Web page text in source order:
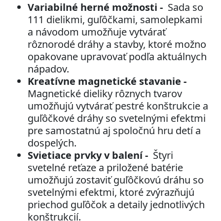
Variabilné herné možnosti - Sada so
111 dielikmi, guľôčkami, samolepkami
a návodom umožňuje vytvárať
rôznorodé dráhy a stavby, ktoré možno
opakovane upravovať podľa aktuálnych
nápadov.
Kreatívne magnetické stavanie -
Magnetické dieliky rôznych tvarov
umožňujú vytvárať pestré konštrukcie a
guľôčkové dráhy so svetelnými efektmi
pre samostatnú aj spoločnú hru detí a
dospelých.
Svietiace prvky v balení - Štyri
svetelné reťaze a priložené batérie
umožňujú zostaviť guľôčkovú dráhu so
svetelnými efektmi, ktoré zvýrazňujú
priechod guľôčok a detaily jednotlivých
konštrukcií.